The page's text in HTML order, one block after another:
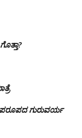
ಗುರುವರ್ಯ